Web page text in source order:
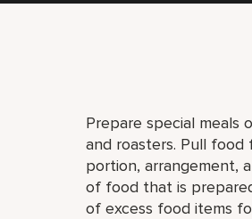
Prepare special meals
and roasters. Pull
portion, arrangement,
of food that is
of excess food items